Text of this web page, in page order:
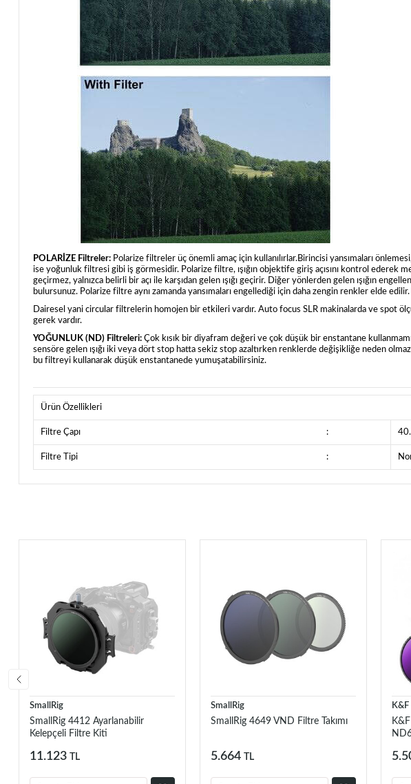
POLARİZE Filtreler:Polarize filtreler üç önemli amaç için kullanılırlar.Birincisi yansımaları
ise yoğunluk filtresi gibi iş görmesidir. Polarize filtre, ışığın objektife giriş açısını kontrol ederek
geçirmez, yalnızca belirli bir açı ile karşıdan gelen ışığı geçirir. Diğer yönlerden gelen ışığın
bulursunuz. Polarize filtre aynı zamanda yansımaları engellediği için daha zengin renkler elde
Dairesel yani circular filtrelerin homojen bir etkileri vardır. Auto focus SLR makinalarda ve spot
gerek vardır.
YOĞUNLUK (ND) Filtreleri:Çok kısık bir diyafram değeri ve çok düşük bir enstantane
sensöre gelen ışığı iki veya dört stop hatta sekiz stop azaltırken renklerde değişikliğe neden
bu filtreyi kullanarak düşük enstantanede yumuşatabilirsiniz.
Ürün Özellikleri
Filtre Çapı :
Filtre Tipi :
SmallRig
SmallRig 4412 Ayarlanabilir
Kelepçeli Filtre Kiti
11.123 TL
SmallRig
SmallRig 4649 VND Filtre Takımı
5.664 TL
K&F